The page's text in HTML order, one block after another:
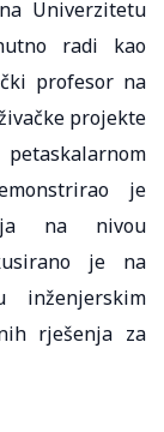
Univerzitetu
radi kao
profesor na
projekte
je
na nivou
je na
inženjerskim
rješenja za